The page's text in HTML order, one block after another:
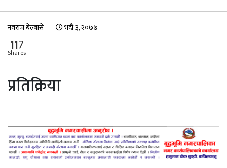
नवराज बेल्बासे भदौ ३, २०७७
117
Shares
प्रतिक्रिया